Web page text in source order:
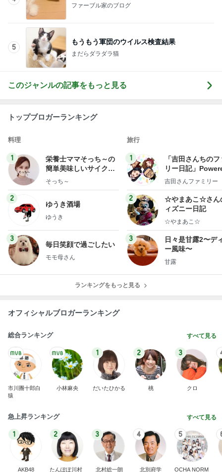
ファーブル家のブログ
5
もうもう軍団のウイルス検査結果
まだらダラダラ猫
このジャンルの記事をもっと見る
トップブロガーランキング
料理
1
栄養士ママそっち～の
簡単美味しいサイクル
献立
そっち～
2
ゆうき酒場
ゆうき
3
毎日笑顔で過ごしたい
モモ母さん
旅行
1
「吉田さんちの
リー日記」
y Ameba 吉田さ
ログ
吉田さんファミリー
2
☆やまあこ☆さん
ィズニー日記
☆やまあこ☆
3
日々是甘露2〜デ
ー風味〜
甘露
ランキングをもっと見る
オフィシャルブロガーランキング
総合ランキング すべて見る
市川團十郎白
猿
小林麻央
1
だいたひかる
2
桃
3
クロ
急上昇ランキング すべて見る
1
AKB48
2
たんぽぽ川村
3
北村総一朗
4
北別府学
5
OCHA NORM